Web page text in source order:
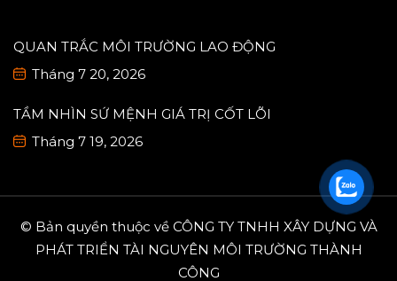
QUAN TRẮC MÔI TRƯỜNG LAO ĐỘNG
Tháng 7 20, 2026
TẦM NHÌN SỨ MỆNH GIÁ TRỊ CỐT LÕI
Tháng 7 19, 2026
© Bản quyền thuộc về CÔNG TY TNHH XÂY DỰNG VÀ
PHÁT TRIỂN TÀI NGUYÊN MÔI TRƯỜNG THÀNH
CÔNG